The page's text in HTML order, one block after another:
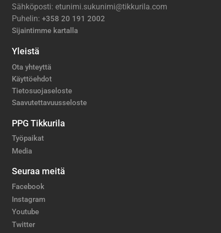
Sähköposti: etunimi.sukunimi@tikkurila.com
Puhelin: +358 20 191 2002
Sijaintimme kartalla
Yleistä
Ota yhteyttä
Käyttöehdot
Tietosuojaseloste
Saavutettavuusseloste
PPG Tikkurila
Työpaikat
Media
Seuraa meitä
Facebook
Instagram
Youtube
Twitter